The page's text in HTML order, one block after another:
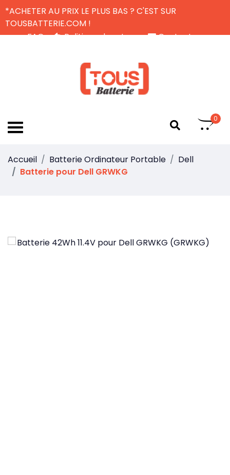
*ACHETER AU PRIX LE PLUS BAS ? C'EST SUR
TOUSBATTERIE.COM !
FAQ
Politique de retour
Contactez-nous
0
Accueil Batterie Ordinateur Portable
Dell
Batterie pour Dell GRWKG